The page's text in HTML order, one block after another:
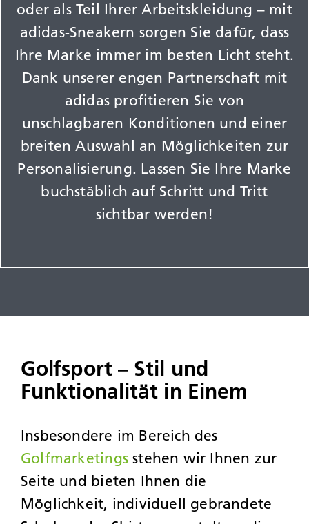
oder als Teil Ihrer Arbeitskleidung – mit
adidas-Sneakern sorgen Sie dafür, dass
Ihre Marke immer im besten Licht steht.
Dank unserer engen Partnerschaft mit
adidas profitieren Sie von
unschlagbaren Konditionen und einer
breiten Auswahl an Möglichkeiten zur
Personalisierung. Lassen Sie Ihre Marke
buchstäblich auf Schritt und Tritt
sichtbar werden!
Golfsport – Stil und
Funktionalität in Einem
Insbesondere im Bereich des
Golfmarketingsstehen wir Ihnen zur
Seite und bieten Ihnen die
Möglichkeit, individuell gebrandete